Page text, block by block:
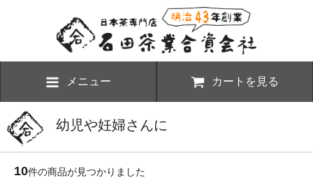
メニュー カートを見る
幼児や妊婦さんに
10件の商品が見つかりました